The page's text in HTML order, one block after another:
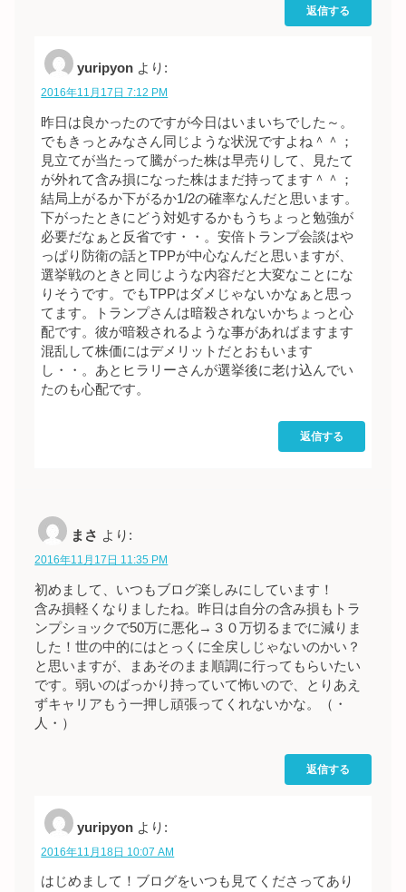
返信する
yuripyon より:
2016年11月17日 7:12 PM
昨日は良かったのですが今日はいまいちでした～。
でもきっとみなさん同じような状況ですよね＾＾；
見立てが当たって騰がった株は早売りして、見たて
が外れて含み損になった株はまだ持ってます＾＾；
結局上がるか下がるか1/2の確率なんだと思います。
下がったときにどう対処するかもうちょっと勉強が
必要だなぁと反省です・・。安倍トランプ会談はや
っぱり防衛の話とTPPが中心なんだと思いますが、
選挙戦のときと同じような内容だと大変なことにな
りそうです。でもTPPはダメじゃないかなぁと思っ
てます。トランプさんは暗殺されないかちょっと心
配です。彼が暗殺されるような事があればますます
混乱して株価にはデメリットだとおもいます
し・・。あとヒラリーさんが選挙後に老け込んでい
たのも心配です。
返信する
まさ より:
2016年11月17日 11:35 PM
初めまして、いつもブログ楽しみにしています！
含み損軽くなりましたね。昨日は自分の含み損もトラ
ンプショックで50万に悪化→３０万切るまでに減りま
した！世の中的にはとっくに全戻しじゃないのかい？
と思いますが、まあそのまま順調に行ってもらいたい
です。弱いのばっかり持っていて怖いので、とりあえ
ずキャリアもう一押し頑張ってくれないかな。（・
人・）
返信する
yuripyon より:
2016年11月18日 10:07 AM
はじめまして！ブログをいつも見てくださってあり